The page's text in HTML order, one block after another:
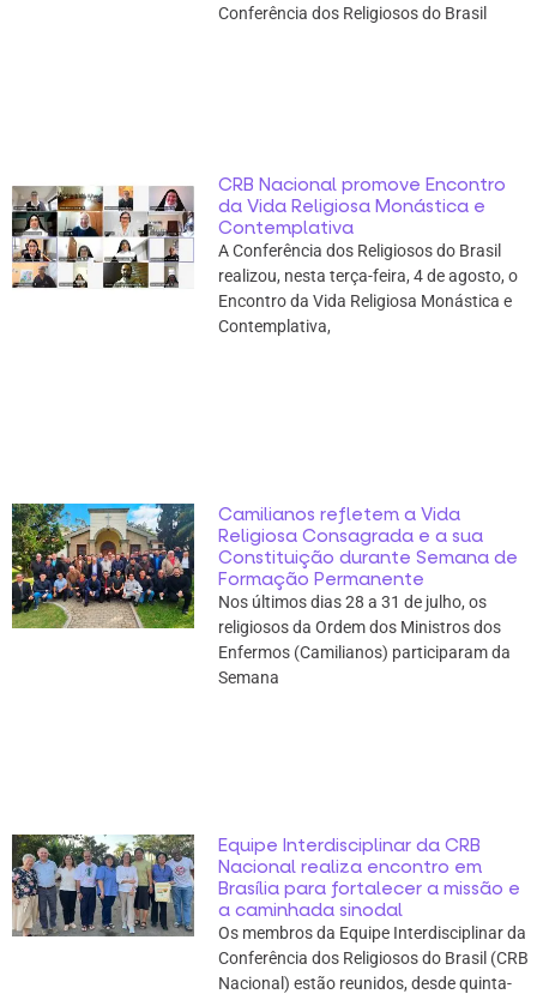
Conferência dos Religiosos do Brasil
CRB Nacional promove Encontro
da Vida Religiosa Monástica e
Contemplativa
A Conferência dos Religiosos do Brasil
realizou, nesta terça-feira, 4 de agosto, o
Encontro da Vida Religiosa Monástica e
Contemplativa,
Camilianos refletem a Vida
Religiosa Consagrada e a sua
Constituição durante Semana de
Formação Permanente
Nos últimos dias 28 a 31 de julho, os
religiosos da Ordem dos Ministros dos
Enfermos (Camilianos) participaram da
Semana
Equipe Interdisciplinar da CRB
Nacional realiza encontro em
Brasília para fortalecer a missão e
a caminhada sinodal
Os membros da Equipe Interdisciplinar da
Conferência dos Religiosos do Brasil (CRB
Nacional) estão reunidos, desde quinta-